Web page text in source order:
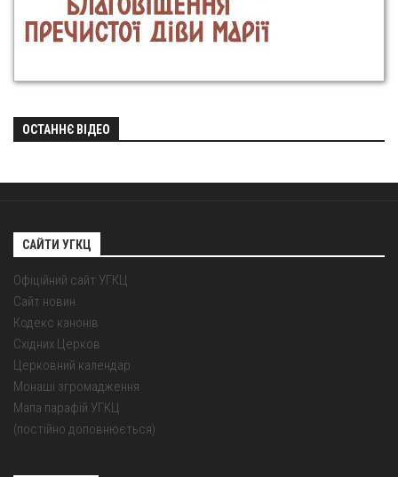
ОСТАННЄ ВІДЕО
САЙТИ УГКЦ
Офіційний сайт УГКЦ
Сайт новин
Кодекс канонів
Східних Церков
Церковний календар
Монаші згромадження
Мапа парафій УГКЦ
(постійно доповнюється)